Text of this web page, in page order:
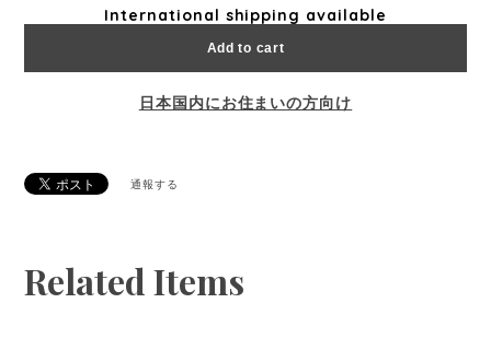
International shipping available
Add to cart
日本国内にお住まいの方向け
通報する
Related Items